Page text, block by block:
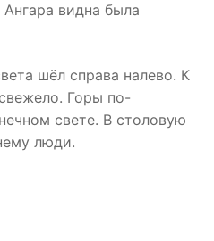
Ангара видна была
шёл справа налево. К
Горы по-
свете. В столовую
люди.